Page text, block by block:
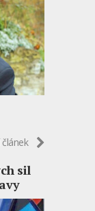
článek
sil